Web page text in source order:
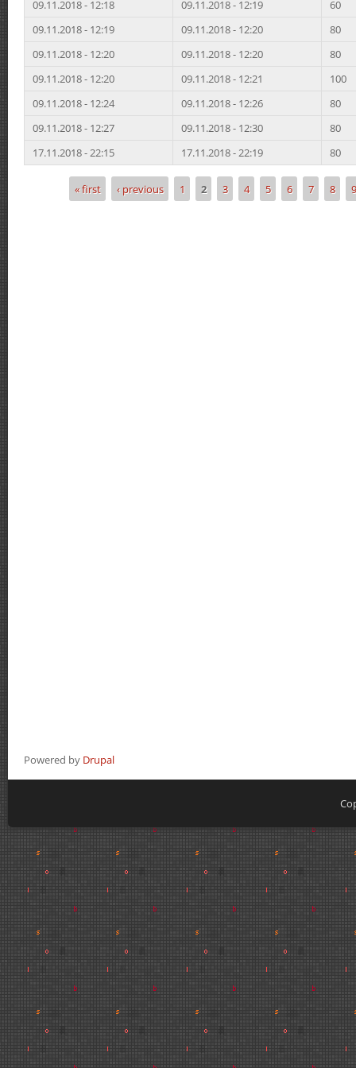
09.11.2018 - 12:18
09.11.2018 - 12:19
60
09.11.2018 - 12:19
09.11.2018 - 12:20
80
09.11.2018 - 12:20
09.11.2018 - 12:20
80
09.11.2018 - 12:20
09.11.2018 - 12:21
100
09.11.2018 - 12:24
09.11.2018 - 12:26
80
09.11.2018 - 12:27
09.11.2018 - 12:30
80
17.11.2018 - 22:15
17.11.2018 - 22:19 80
Pages« first ‹ previous 1 2 3 4 5 6 7 8 9
Powered by Drupal